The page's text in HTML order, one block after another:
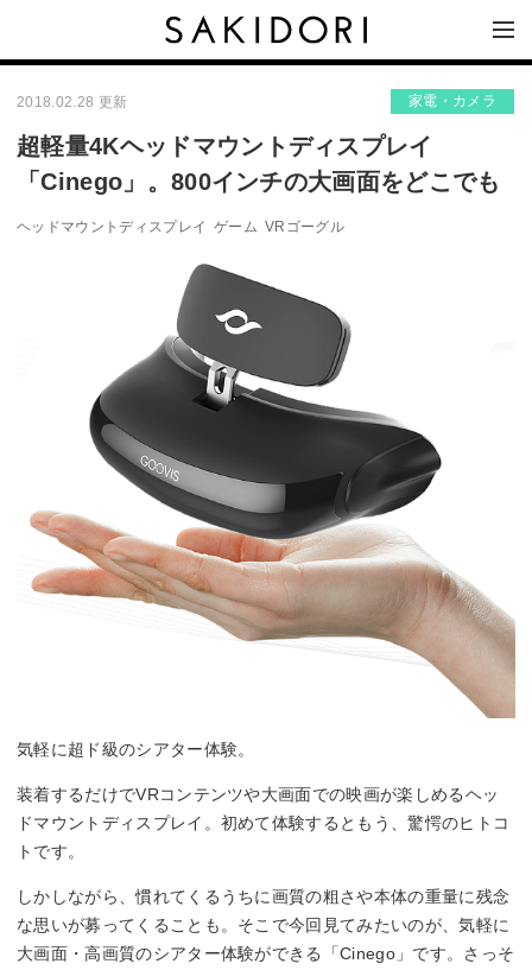
2018.02.28 更新 家電・カメラ
超軽量4Kヘッドマウントディスプレイ
「Cinego」。800インチの大画面をどこでも
ヘッドマウントディスプレイ ゲーム VRゴーグル
気軽に超ド級のシアター体験。
装着するだけでVRコンテンツや大画面での映画が楽しめるヘッ
ドマウントディスプレイ。初めて体験するともう、驚愕のヒトコ
トです。
しかしながら、慣れてくるうちに画質の粗さや本体の重量に残念
な思いが募ってくることも。そこで今回見てみたいのが、気軽に
大画面・高画質のシアター体験ができる「Cinego」です。さっそ